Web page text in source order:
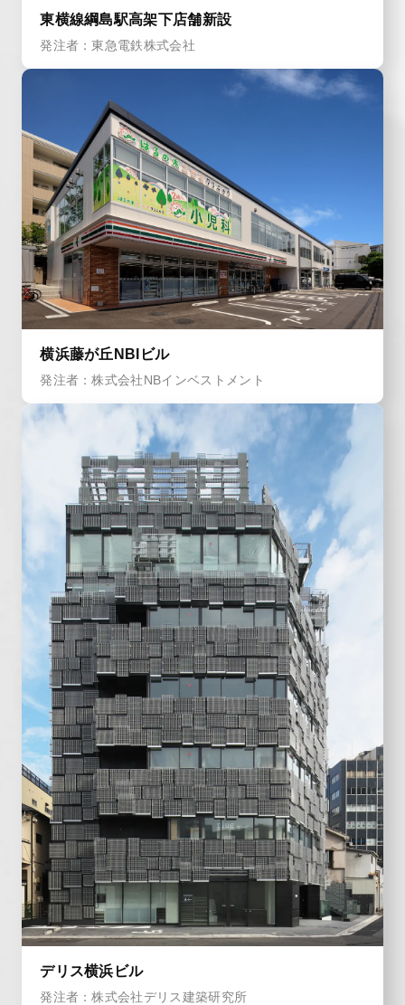
東横線綱島駅高架下店舗新設
発注者：東急電鉄株式会社
横浜藤が丘NBIビル
発注者：株式会社NBインベストメント
デリス横浜ビル
発注者：株式会社デリス建築研究所